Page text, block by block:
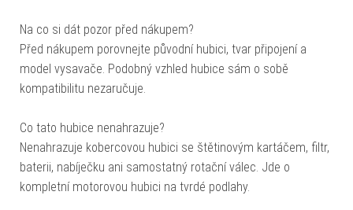
Na co si dát pozor před nákupem?
Před nákupem porovnejte původní hubici, tvar připojení a
model vysavače. Podobný vzhled hubice sám o sobě
kompatibilitu nezaručuje.
Co tato hubice nenahrazuje?
Nenahrazuje kobercovou hubici se štětinovým kartáčem, filtr,
baterii, nabíječku ani samostatný rotační válec. Jde o
kompletní motorovou hubici na tvrdé podlahy.